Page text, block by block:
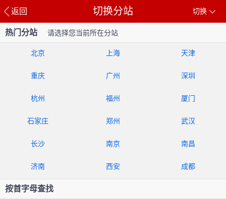
返回 切换
切换分站
热门分站 请选择您当前所在分站
北京 上海 天津
重庆 广州 深圳
杭州 福州 厦门
石家庄 郑州 武汉
长沙 南京 南昌
济南 西安 成都
按首字母查找